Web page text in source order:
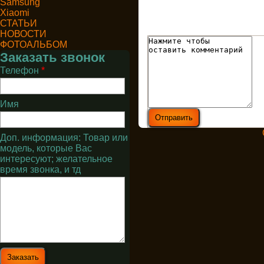
Samsung
Xiaomi
СТАТЬИ
НОВОСТИ
ФОТОАЛЬБОМ
Заказать звонок
Телефон *
Имя
Доп. информация: Товар или
модель, которые Вас
интересуют; желательное
время звонка, и тд